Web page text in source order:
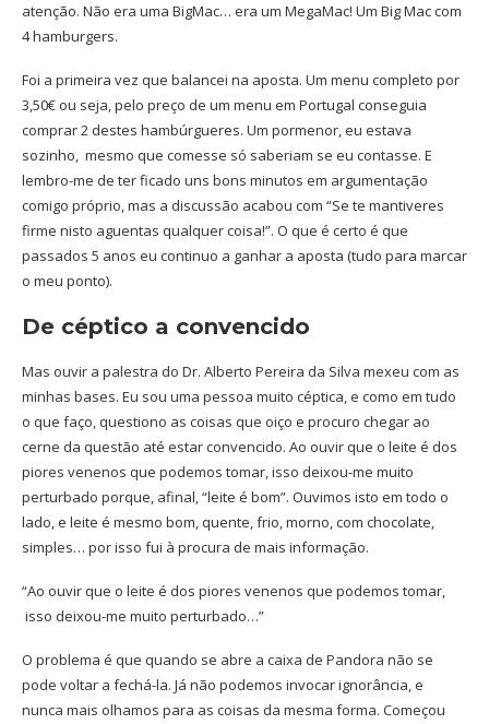
atenção. Não era uma BigMac… era um MegaMac! Um Big Mac com
4 hamburgers.
Foi a primeira vez que balancei na aposta. Um menu completo por
3,50€ ou seja, pelo preço de um menu em Portugal conseguia
comprar 2 destes hambúrgueres. Um pormenor, eu estava
sozinho, mesmo que comesse só saberiam se eu contasse. E
lembro-me de ter ficado uns bons minutos em argumentação
comigo próprio, mas a discussão acabou com “Se te mantiveres
firme nisto aguentas qualquer coisa!”. O que é certo é que
passados 5 anos eu continuo a ganhar a aposta (tudo para marcar
o meu ponto).
De céptico a convencido
Mas ouvir a palestra do Dr. Alberto Pereira da Silva mexeu com as
minhas bases. Eu sou uma pessoa muito céptica, e como em tudo
o que faço, questiono as coisas que oiço e procuro chegar ao
cerne da questão até estar convencido. Ao ouvir que o leite é dos
piores venenos que podemos tomar, isso deixou-me muito
perturbado porque, afinal, “leite é bom”. Ouvimos isto em todo o
lado, e leite é mesmo bom, quente, frio, morno, com chocolate,
simples… por isso fui à procura de mais informação.
“Ao ouvir que o leite é dos piores venenos que podemos tomar,
isso deixou-me muito perturbado…”
O problema é que quando se abre a caixa de Pandora não se
pode voltar a fechá-la. Já não podemos invocar ignorância, e
nunca mais olhamos para as coisas da mesma forma. Começou